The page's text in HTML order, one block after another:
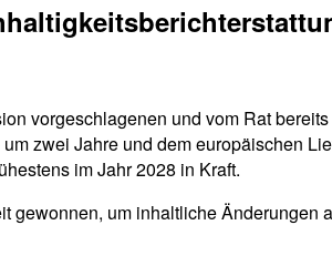
vorgeschlagenen und vom Rat
zwei Jahre und dem europäischen
im Jahr 2028 in Kraft.
gewonnen, um inhaltliche